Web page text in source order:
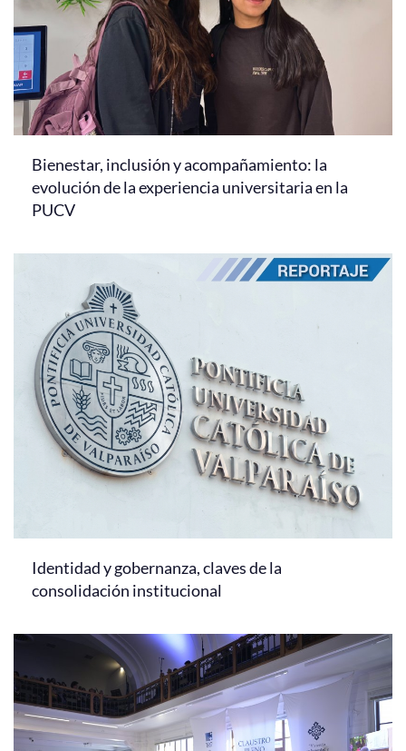
Bienestar, inclusión y acompañamiento: la
evolución de la experiencia universitaria en la
PUCV
Identidad y gobernanza, claves de la
consolidación institucional